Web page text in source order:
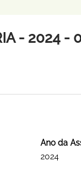
- 2024 -
Ano da
2024